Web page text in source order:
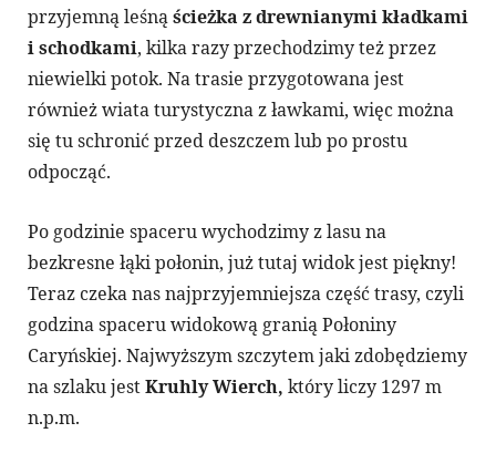
przyjemną leśnąścieżka z drewnianymi kładkami
i schodkami, kilka razy przechodzimy też przez
niewielki potok. Na trasie przygotowana jest
również wiata turystyczna z ławkami, więc można
się tu schronić przed deszczem lub po prostu
odpocząć.
Po godzinie spaceru wychodzimy z lasu na
bezkresne łąki połonin, już tutaj widok jest piękny!
Teraz czeka nas najprzyjemniejsza część trasy, czyli
godzina spaceru widokową granią Połoniny
Caryńskiej. Najwyższym szczytem jaki zdobędziemy
na szlaku jestKruhly Wierch, który liczy 1297 m
n.p.m.